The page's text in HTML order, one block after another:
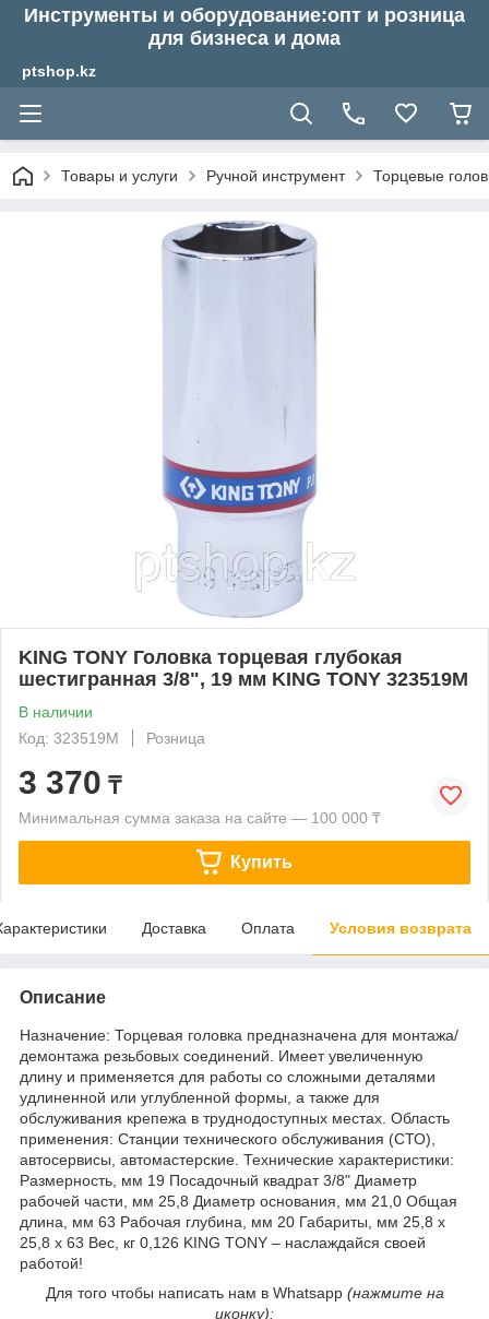
Инструменты и оборудование:опт и розница
для бизнеса и дома
ptshop.kz
Товары и услуги Ручной инструмент Торцевые
KING TONY Головка торцевая глубокая
шестигранная 3/8", 19 мм KING TONY 323519M
В наличии
Код: 323519M
Розница
3 370 ₸
Минимальная сумма заказа на сайте — 100 000 ₸
Купить
Доставка Оплата Условия возврата
Описание
Назначение: Торцевая головка предназначена для монтажа/
демонтажа резьбовых соединений. Имеет увеличенную
длину и применяется для работы со сложными деталями
удлиненной или углубленной формы, а также для
обслуживания крепежа в труднодоступных местах. Область
применения: Станции технического обслуживания (СТО),
автосервисы, автомастерские. Технические характеристики:
Размерность, мм 19 Посадочный квадрат 3/8" Диаметр
рабочей части, мм 25,8 Диаметр основания, мм 21,0 Общая
длина, мм 63 Рабочая глубина, мм 20 Габариты, мм 25,8 х
25,8 х 63 Вес, кг 0,126 KING TONY – наслаждайся своей
работой!
Для того чтобы написать нам в Whatsapp (нажмите на
иконку):